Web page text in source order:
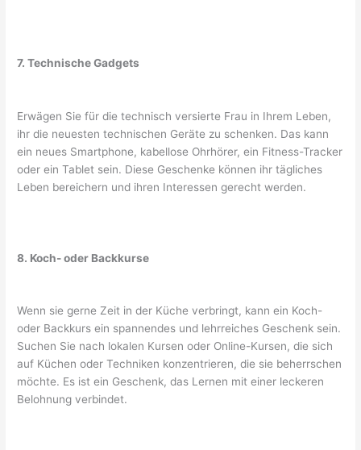
7. Technische Gadgets
Erwägen Sie für die technisch versierte Frau in Ihrem Leben,
ihr die neuesten technischen Geräte zu schenken. Das kann
ein neues Smartphone, kabellose Ohrhörer, ein Fitness-Tracker
oder ein Tablet sein. Diese Geschenke können ihr tägliches
Leben bereichern und ihren Interessen gerecht werden.
8. Koch- oder Backkurse
Wenn sie gerne Zeit in der Küche verbringt, kann ein Koch-
oder Backkurs ein spannendes und lehrreiches Geschenk sein.
Suchen Sie nach lokalen Kursen oder Online-Kursen, die sich
auf Küchen oder Techniken konzentrieren, die sie beherrschen
möchte. Es ist ein Geschenk, das Lernen mit einer leckeren
Belohnung verbindet.